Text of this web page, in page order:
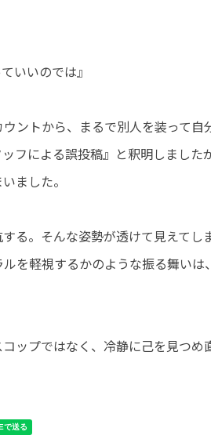
いいのでは』
ントから、まるで別人を装って自
フによる誤投稿』と釈明しました
ました。
る。そんな姿勢が透けて見えてし
を軽視するかのような振る舞いは
ップではなく、冷静に己を見つめ